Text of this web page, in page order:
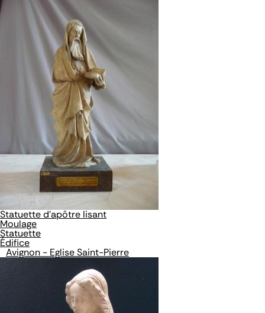
Statuette d'apôtre lisant
Moulage
Statuette
Édifice
Avignon - Eglise Saint-Pierre